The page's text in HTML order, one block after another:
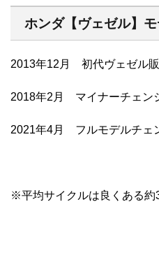
ホンダ【ヴェゼル】
2013年12月 初代ヴェゼル
2018年2月 マイナーチェン
2021年4月 フルモデルチェ
※平均サイクルは良くある約